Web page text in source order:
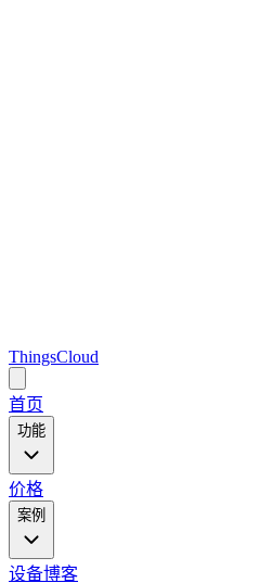
ThingsCloud
main
menu
首页
功能
价格
案例
设备博客